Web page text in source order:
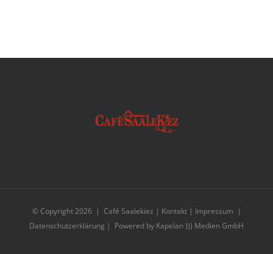
© Copyright2026 | Café Saalekiez | Kontakt| Impressum |
Datenschutzerklärung | Powered by Kapelan ))) Medien GmbH